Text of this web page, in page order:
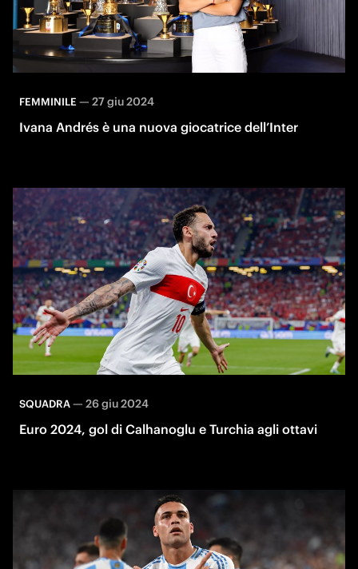
FEMMINILE— 27 giu 2024
Ivana Andrés è una nuova giocatrice dell’Inter
SQUADRA— 26 giu 2024
Euro 2024, gol di Calhanoglu e Turchia agli ottavi